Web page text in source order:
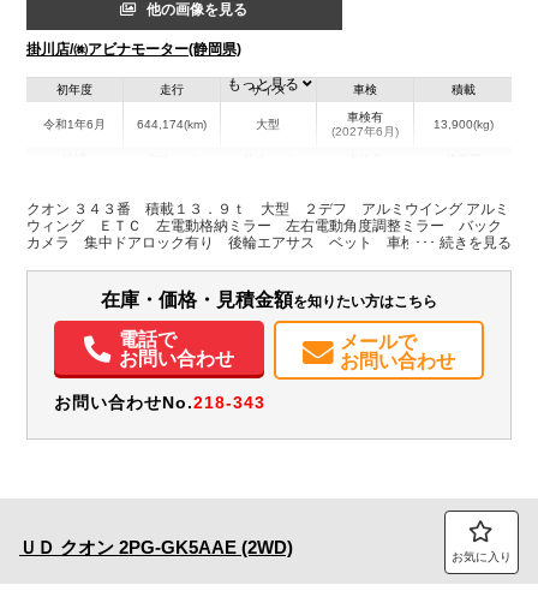
他の画像を見る
掛川店/㈱アビナモーター(静岡県)
初年度
令和1年6月
走行
644,174(km)
サイズ
大型
車検
車検有
(2027年6月)
積載
13,900(kg)
静岡県
W:2,400
H:2,630
W:2,490
H:3,770
無
パワステ パワーウィンドウ ABS エアバッグ
集中ドアロック
電動格納ミラー
ETC バックモニター
もっと見る
クオン ３４３番 積載１３．９ｔ 大型 ２デフ アルミウイング アルミ
ウィング ＥＴＣ 左電動格納ミラー 左右電動角度調整ミラー バック
カメラ 集中ドアロック有り 後輪エアサス ベット 車検証サイズ１１
在庫・価格・見積金額を知りたい方はこちら
電話で
お問い合わせ
メールで
お問い合わせ
お問い合わせNo.218-343
ＵＤ クオン 2PG-GK5AAE (2WD) お気に入り